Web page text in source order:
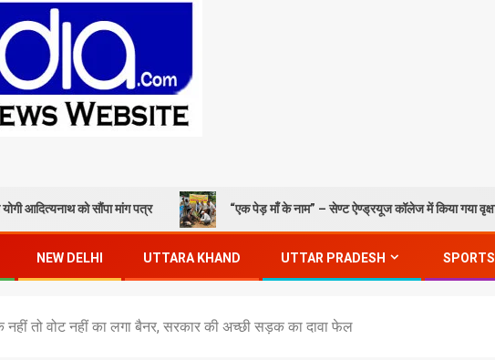
को सौंपा मांग पत्र “एक पेड़ माँ के नाम” – सेण्ट ऐण्ड्रयूज कॉलेज में किया गया वृक्षारोपण
NEW DELHI UTTARA KHAND UTTAR PRADESH SPORTS
तो वोट नहीं का लगा बैनर, सरकार की अच्छी सड़क का दावा फेल